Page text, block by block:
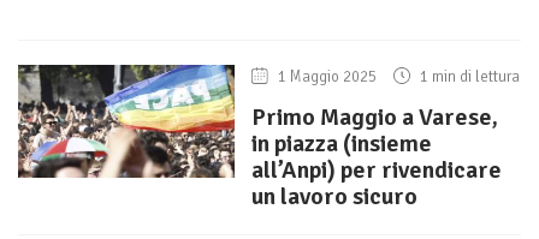
1 Maggio 2025 1 min di lettura
Primo Maggio a Varese,
in piazza (insieme
all’Anpi) per rivendicare
un lavoro sicuro